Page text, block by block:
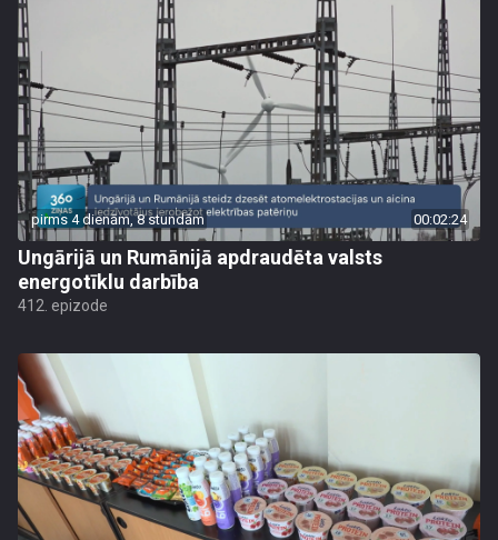
pirms 4 dienām, 8 stundām 00:02:24
Ungārijā un Rumānijā apdraudēta valsts
energotīklu darbība
412. epizode